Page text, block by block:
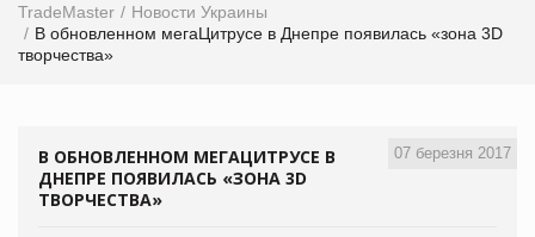
TradeMaster
Новости Украины
В обновленном мегаЦитрусе в Днепре появилась «зона 3D
творчества»
07 березня 2017
В ОБНОВЛЕННОМ МЕГАЦИТРУСЕ В
ДНЕПРЕ ПОЯВИЛАСЬ «ЗОНА 3D
ТВОРЧЕСТВА»